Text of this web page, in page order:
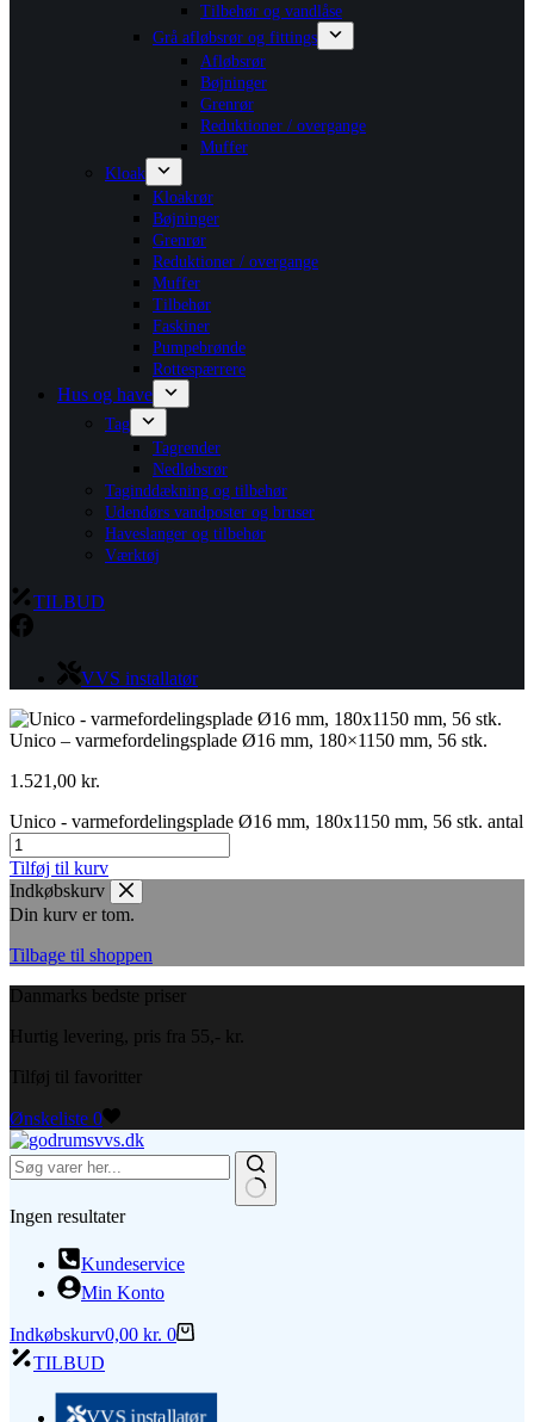
Tilbehør og vandlåse
Grå afløbsrør og fittings
Afløbsrør
Bøjninger
Grenrør
Reduktioner / overgange
Muffer
Kloak
Kloakrør
Bøjninger
Grenrør
Reduktioner / overgange
Muffer
Tilbehør
Faskiner
Pumpebrønde
Rottespærrere
Hus og have
Tag
Tagrender
Nedløbsrør
Taginddækning og tilbehør
Udendørs vandposter og bruser
Haveslanger og tilbehør
Værktøj
TILBUD
VVS installatør
Unico – varmefordelingsplade Ø16 mm, 180×1150 mm, 56 stk.
1.521,00 kr.
Unico - varmefordelingsplade Ø16 mm, 180x1150 mm, 56 stk. antal
Tilføj til kurv
Indkøbskurv
Din kurv er tom.
Tilbage til shoppen
Danmarks bedste priser
Hurtig levering, pris fra 55,- kr.
Tilføj til favoritter
Ønskeliste 0
Ingen resultater
Kundeservice
Min Konto
Indkøbskurv0,00 kr. 0
TILBUD
VVS installatør